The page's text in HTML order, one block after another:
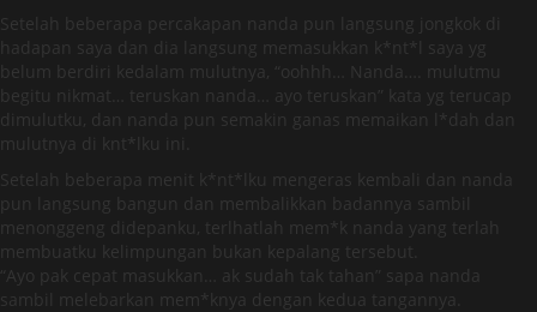
Setelah beberapa percakapan nanda pun langsung jongkok di
hadapan saya dan dia langsung memasukkan k*nt*l saya yg
belum berdiri kedalam mulutnya, “oohhh… Nanda…. mulutmu
begitu nikmat… teruskan nanda… ayo teruskan” kata yg terucap
dimulutku, dan nanda pun semakin ganas memaikan l*dah dan
mulutnya di knt*lku ini.
Setelah beberapa menit k*nt*lku mengeras kembali dan nanda
pun langsung bangun dan membalikkan badannya sambil
menonggeng didepanku, terlhatlah mem*k nanda yang terlah
membuatku kelimpungan bukan kepalang tersebut.
“Ayo pak cepat masukkan… ak sudah tak tahan” sapa nanda
sambil melebarkan mem*knya dengan kedua tangannya.